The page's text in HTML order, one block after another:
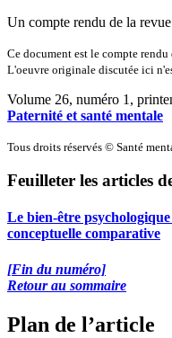
Un compte rendu de la revue
Ce document est le compte
L'oeuvre originale discutée ici
Volume 26, numéro 1,
Paternité et santé mentale
Tous droits réservés © Santé
Feuilleter les articles
Le bien-être psychologique
conceptuelle comparative
[Fin du numéro]
Retour au sommaire
Plan de l’article